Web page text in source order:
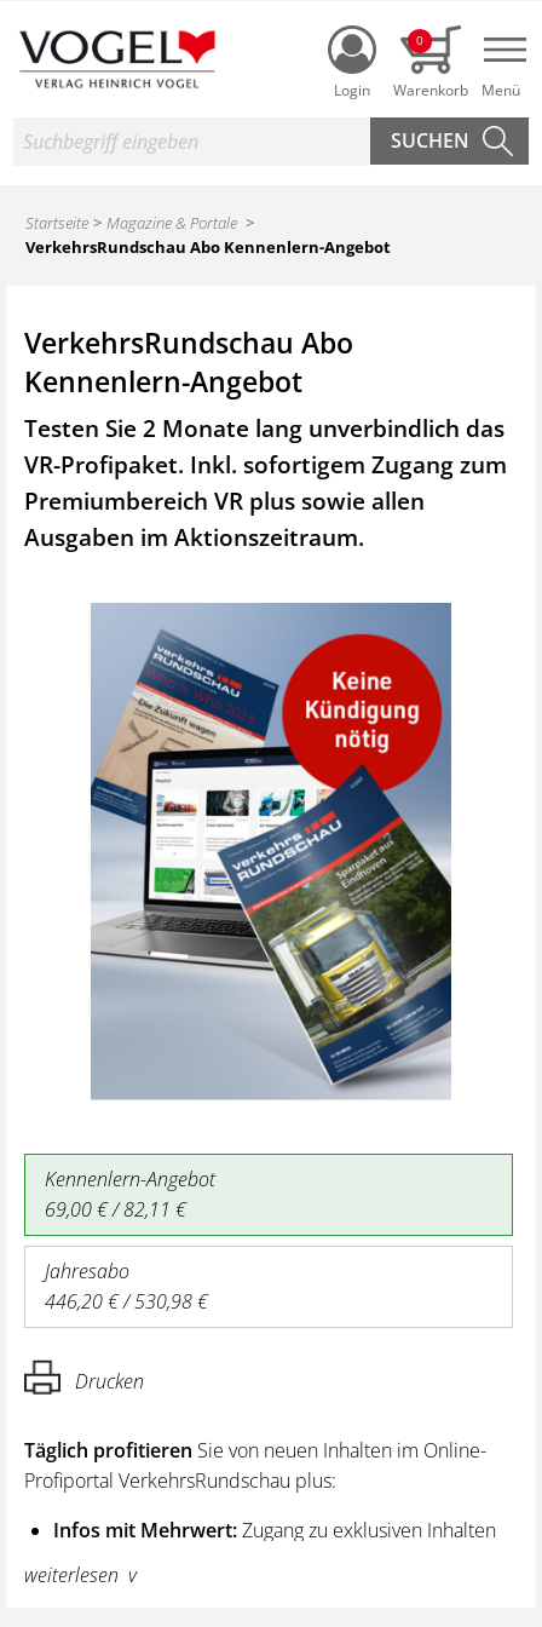
Login
0
Suche
Startseite
Magazine & Portale
VerkehrsRundschau Abo Kennenlern-Angebot
VerkehrsRundschau Abo
Kennenlern-Angebot
Testen Sie 2 Monate lang unverbindlich das
VR-Profipaket. Inkl. sofortigem Zugang zum
Premiumbereich VR plus sowie allen
Ausgaben im Aktionszeitraum.
Kennenlern-Angebot
69,00 € / 82,11 €
Jahresabo
446,20 € / 530,98 €
Drucken
Täglich profitieren Sie von neuen Inhalten im Online-
Profiportal VerkehrsRundschau plus:
Infos mit Mehrwert:Zugang zu exklusiven Inhalten
und Hintergrundwissen – von aktuellen Regelungen
wie z. B. bei den Lenk- und Ruhezeiten,
weiterlesen